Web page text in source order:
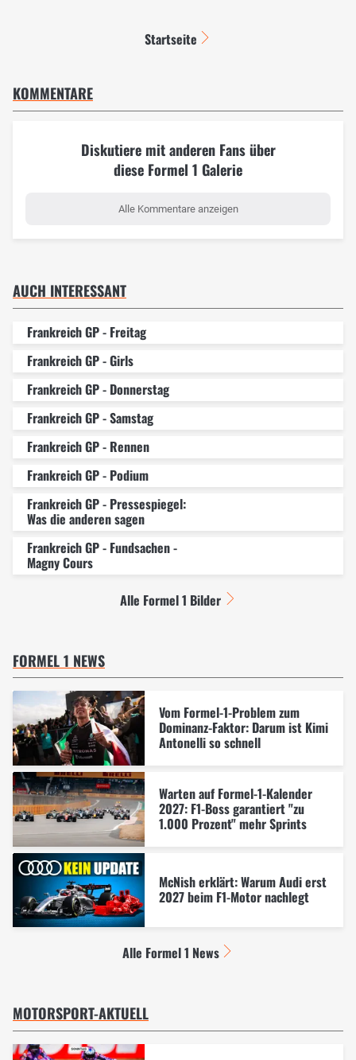
Startseite
KOMMENTARE
Diskutiere mit anderen Fans über
diese Formel 1 Galerie
Alle Kommentare anzeigen
AUCH INTERESSANT
Frankreich GP - Freitag
Frankreich GP - Girls
Frankreich GP - Donnerstag
Frankreich GP - Samstag
Frankreich GP - Rennen
Frankreich GP - Podium
Frankreich GP - Pressespiegel:
Was die anderen sagen
Frankreich GP - Fundsachen -
Magny Cours
Alle Formel 1 Bilder
FORMEL 1 NEWS
Vom Formel-1-Problem zum
Dominanz-Faktor: Darum ist Kimi
Antonelli so schnell
Warten auf Formel-1-Kalender
2027: F1-Boss garantiert "zu
1.000 Prozent" mehr Sprints
McNish erklärt: Warum Audi erst
2027 beim F1-Motor nachlegt
Alle Formel 1 News
MOTORSPORT-AKTUELL